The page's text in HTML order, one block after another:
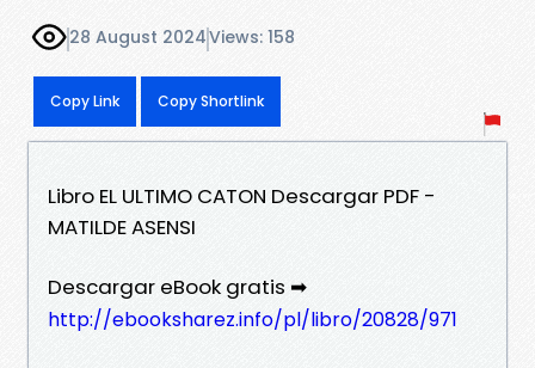
28 August 2024Views: 158
Copy Link Copy Shortlink
Libro EL ULTIMO CATON Descargar PDF -
MATILDE ASENSI
Descargar eBook gratis ➡
http://ebooksharez.info/pl/libro/20828/971